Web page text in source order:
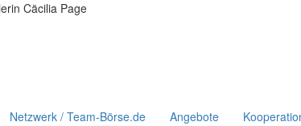
Netzwerk / Team-Börse.de Angebote